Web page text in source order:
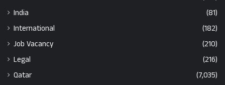
India
(81)
International
(182)
Job Vacancy
(210)
Legal
(216)
Qatar
(7,035)